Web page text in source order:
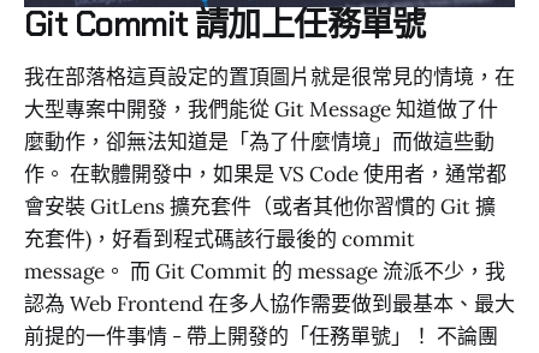
Git Commit 請加上任務單號
我在部落格這頁設定的置頂圖片就是很常見的情境，在
大型專案中開發，我們能從 Git Message 知道做了什
麼動作，卻無法知道是「為了什麼情境」而做這些動
作。 在軟體開發中，如果是 VS Code 使用者，通常都
會安裝 GitLens 擴充套件（或者其他你習慣的 Git 擴
充套件)，好看到程式碼該行最後的 commit
message。 而 Git Commit 的 message 流派不少，我
認為 Web Frontend 在多人協作需要做到最基本、最大
前提的一件事情 - 帶上開發的「任務單號」！ 不論團